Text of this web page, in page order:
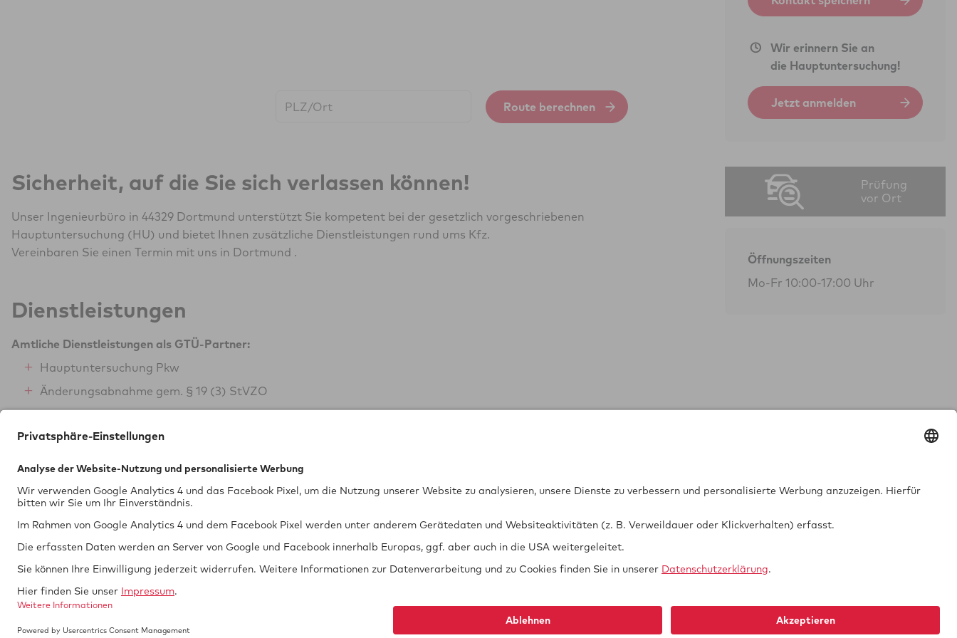
Route berechnen
Sicherheit, auf die Sie sich verlassen können!
Unser Ingenieurbüro in 44329 Dortmund unterstützt Sie kompetent bei der gesetzlich vorgeschriebenen
Hauptuntersuchung (HU) und bietet Ihnen zusätzliche Dienstleistungen rund ums Kfz.
Vereinbaren Sie einen Termin mit uns in Dortmund .
Dienstleistungen
Amtliche Dienstleistungen als GTÜ-Partner:
Hauptuntersuchung Pkw
Änderungsabnahme gem. § 19 (3) StVZO
BOKraft-Prüfung (Personenbeförderung)
Wir erinnern Sie an
die Hauptuntersuchung!
Jetzt anmelden
Prüfung
vor Ort
Öffnungszeiten
Mo-Fr 10:00-17:00 Uhr
Tech­nik braucht
Si­cher­heit.